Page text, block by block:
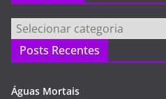
Categorias
Posts Recentes
Águas Mortais